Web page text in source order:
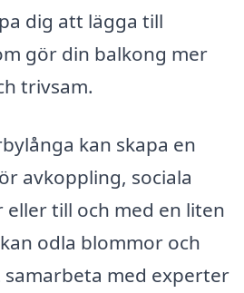
dig att lägga till
gör din balkong mer
trivsam.
kan skapa en
avkoppling, sociala
till och med en liten
odla blommor och
med experter